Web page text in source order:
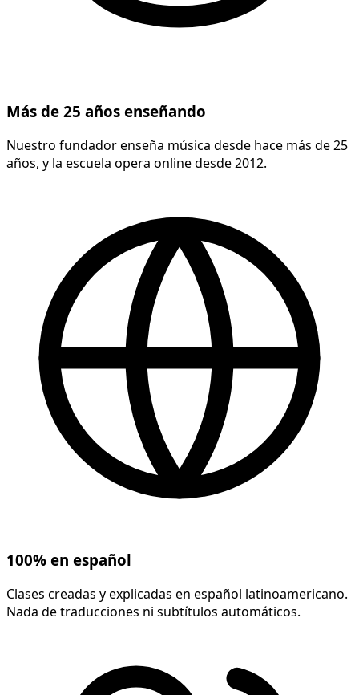
Más de 25 años enseñando
Nuestro fundador enseña música desde hace más de 25
años, y la escuela opera online desde 2012.
100% en español
Clases creadas y explicadas en español latinoamericano.
Nada de traducciones ni subtítulos automáticos.